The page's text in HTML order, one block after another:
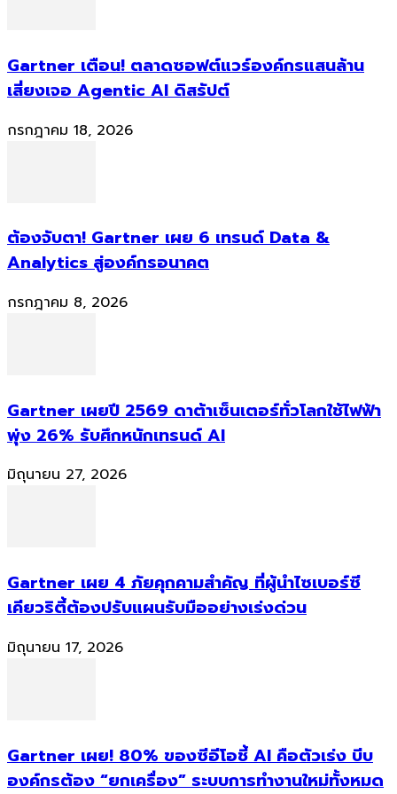
Gartner เตือน! ตลาดซอฟต์แวร์องค์กรแสนล้าน
เสี่ยงเจอ Agentic AI ดิสรัปต์
กรกฎาคม 18, 2026
ต้องจับตา! Gartner เผย 6 เทรนด์ Data &
Analytics สู่องค์กรอนาคต
กรกฎาคม 8, 2026
Gartner เผยปี 2569 ดาต้าเซ็นเตอร์ทั่วโลกใช้ไฟฟ้า
พุ่ง 26% รับศึกหนักเทรนด์ AI
มิถุนายน 27, 2026
Gartner เผย 4 ภัยคุกคามสำคัญ ที่ผู้นำไซเบอร์ซี
เคียวริตี้ต้องปรับแผนรับมืออย่างเร่งด่วน
มิถุนายน 17, 2026
Gartner เผย! 80% ของซีอีโอชี้ AI คือตัวเร่ง บีบ
องค์กรต้อง “ยกเครื่อง” ระบบการทำงานใหม่ทั้งหมด